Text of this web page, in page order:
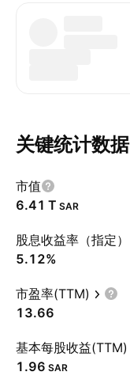
关键统计数据
市值
‪6.41 T‬ SAR
股息收益率（指定）
5.12%
市盈率(TTM)
13.66
基本每股收益(TTM)
1.96 SAR